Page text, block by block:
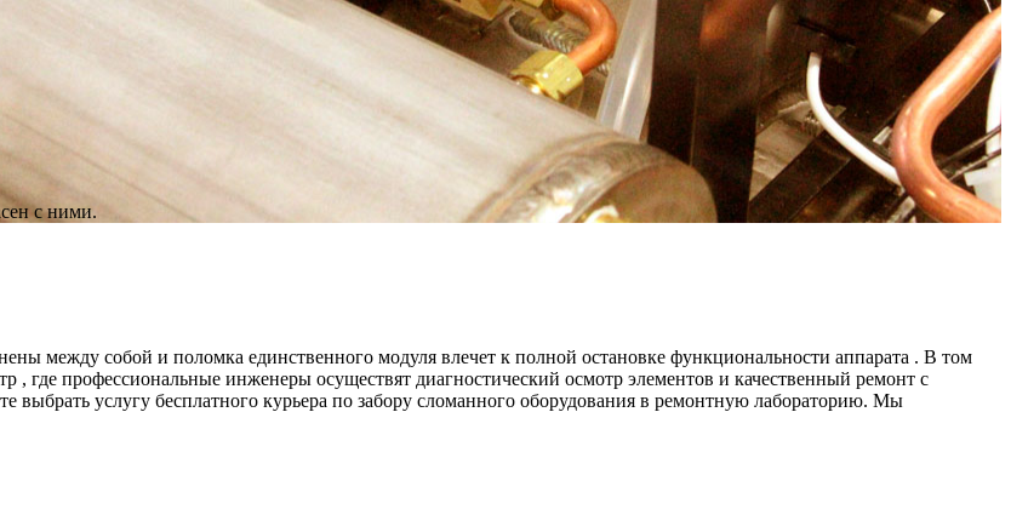
с ними.
между собой и поломка единственного модуля влечет к полной остановке функциональности аппарата . В том
, где профессиональные инженеры осуществят диагностический осмотр элементов и качественный ремонт с
услугу бесплатного курьера по забору сломанного оборудования в ремонтную лабораторию. Мы